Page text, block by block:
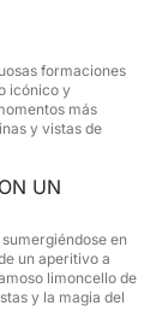
di Stabia,
Positano,
itinerario,
cada
formaciones
icónico y
más
y vistas de
UN
en
un aperitivo a
limoncello de
y la magia del